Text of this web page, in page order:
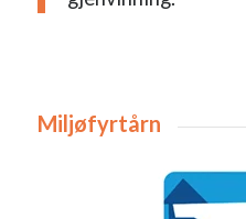
Miljøfyrtårn